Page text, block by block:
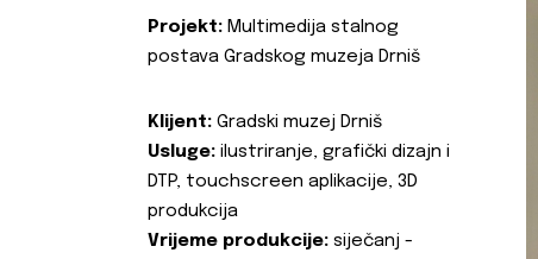
Projekt: Multimedija stalnog
postava Gradskog muzeja Drniš
Klijent: Gradski muzej Drniš
Usluge: ilustriranje, grafički dizajn i
DTP, touchscreen aplikacije, 3D
produkcija
Vrijeme produkcije: siječanj -